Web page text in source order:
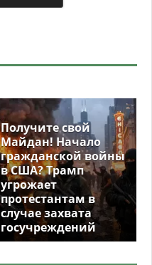
Получите свой
Майдан! Начало
гражданской войны
в США? Трамп
угрожает
протестантам в
случае захвата
госучреждений